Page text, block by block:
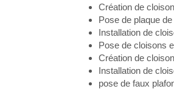
Création de
Pose de plaque
Installation de
Pose de cloisons
Création de
Installation de
pose de faux